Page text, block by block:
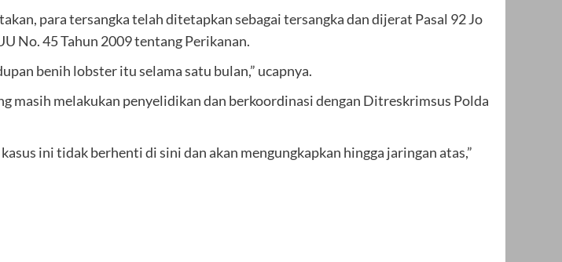
para tersangka telah ditetapkan sebagai tersangka dan dijerat Pasal 92 Jo
No. 45 Tahun 2009 tentang Perikanan.
benih lobster itu selama satu bulan,” ucapnya.
masih melakukan penyelidikan dan berkoordinasi dengan Ditreskrimsus Polda
ini tidak berhenti di sini dan akan mengungkapkan hingga jaringan atas,”